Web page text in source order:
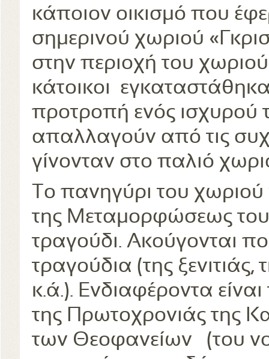
κάποιον οικισμό που
σημερινού χωριού
στην περιοχή του
κάτοικοι
προτροπή ενός ισχυρού
απαλλαγούν από τις
γίνονταν στο παλιό
Το πανηγύρι του χωριού
της Μεταμορφώσεως του
τραγούδι. Ακούγονται
τραγούδια (της ξενιτιάς,
κ.ά.). Ενδιαφέροντα
της Πρωτοχρονιάς της
των Θεοφανείων (του